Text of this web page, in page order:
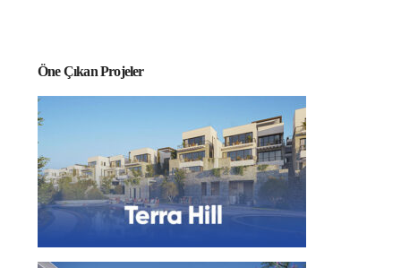
Öne Çıkan Projeler